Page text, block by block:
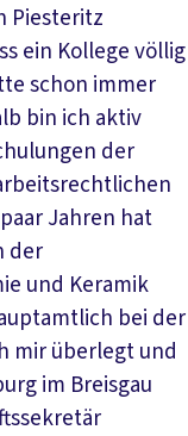
Piesteritz
ein Kollege völlig
schon immer
bin ich aktiv
der
Jahren hat
der
und Keramik
bei der
mir überlegt und
im Breisgau